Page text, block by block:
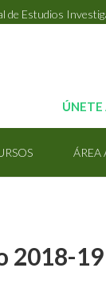
de Estudios
ÚNETE
ÁREA
2018-19